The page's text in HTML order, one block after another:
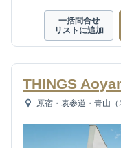
一括問合せ
リストに追加
THINGS
原宿・表参道・青山（